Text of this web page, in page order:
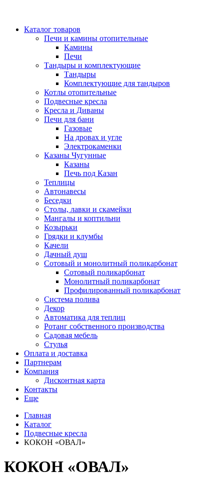
Каталог товаров
Печи и камины отопительные
Камины
Печи
Тандыры и комплектующие
Тандыры
Комплектующие для тандыров
Котлы отопительные
Подвесные кресла
Кресла и Диваны
Печи для бани
Газовые
На дровах и угле
Электрокаменки
Казаны Чугунные
Казаны
Печь под Казан
Теплицы
Автонавесы
Беседки
Столы, лавки и скамейки
Мангалы и коптильни
Козырьки
Грядки и клумбы
Качели
Дачный душ
Сотовый и монолитный поликарбонат
Сотовый поликарбонат
Монолитный поликарбонат
Профилированный поликарбонат
Система полива
Декор
Автоматика для теплиц
Ротанг собственного производства
Садовая мебель
Стулья
Оплата и доставка
Партнерам
Компания
Дисконтная карта
Контакты
Еще
Главная
Каталог
Подвесные кресла
КОКОН «ОВАЛ»
КОКОН «ОВАЛ»